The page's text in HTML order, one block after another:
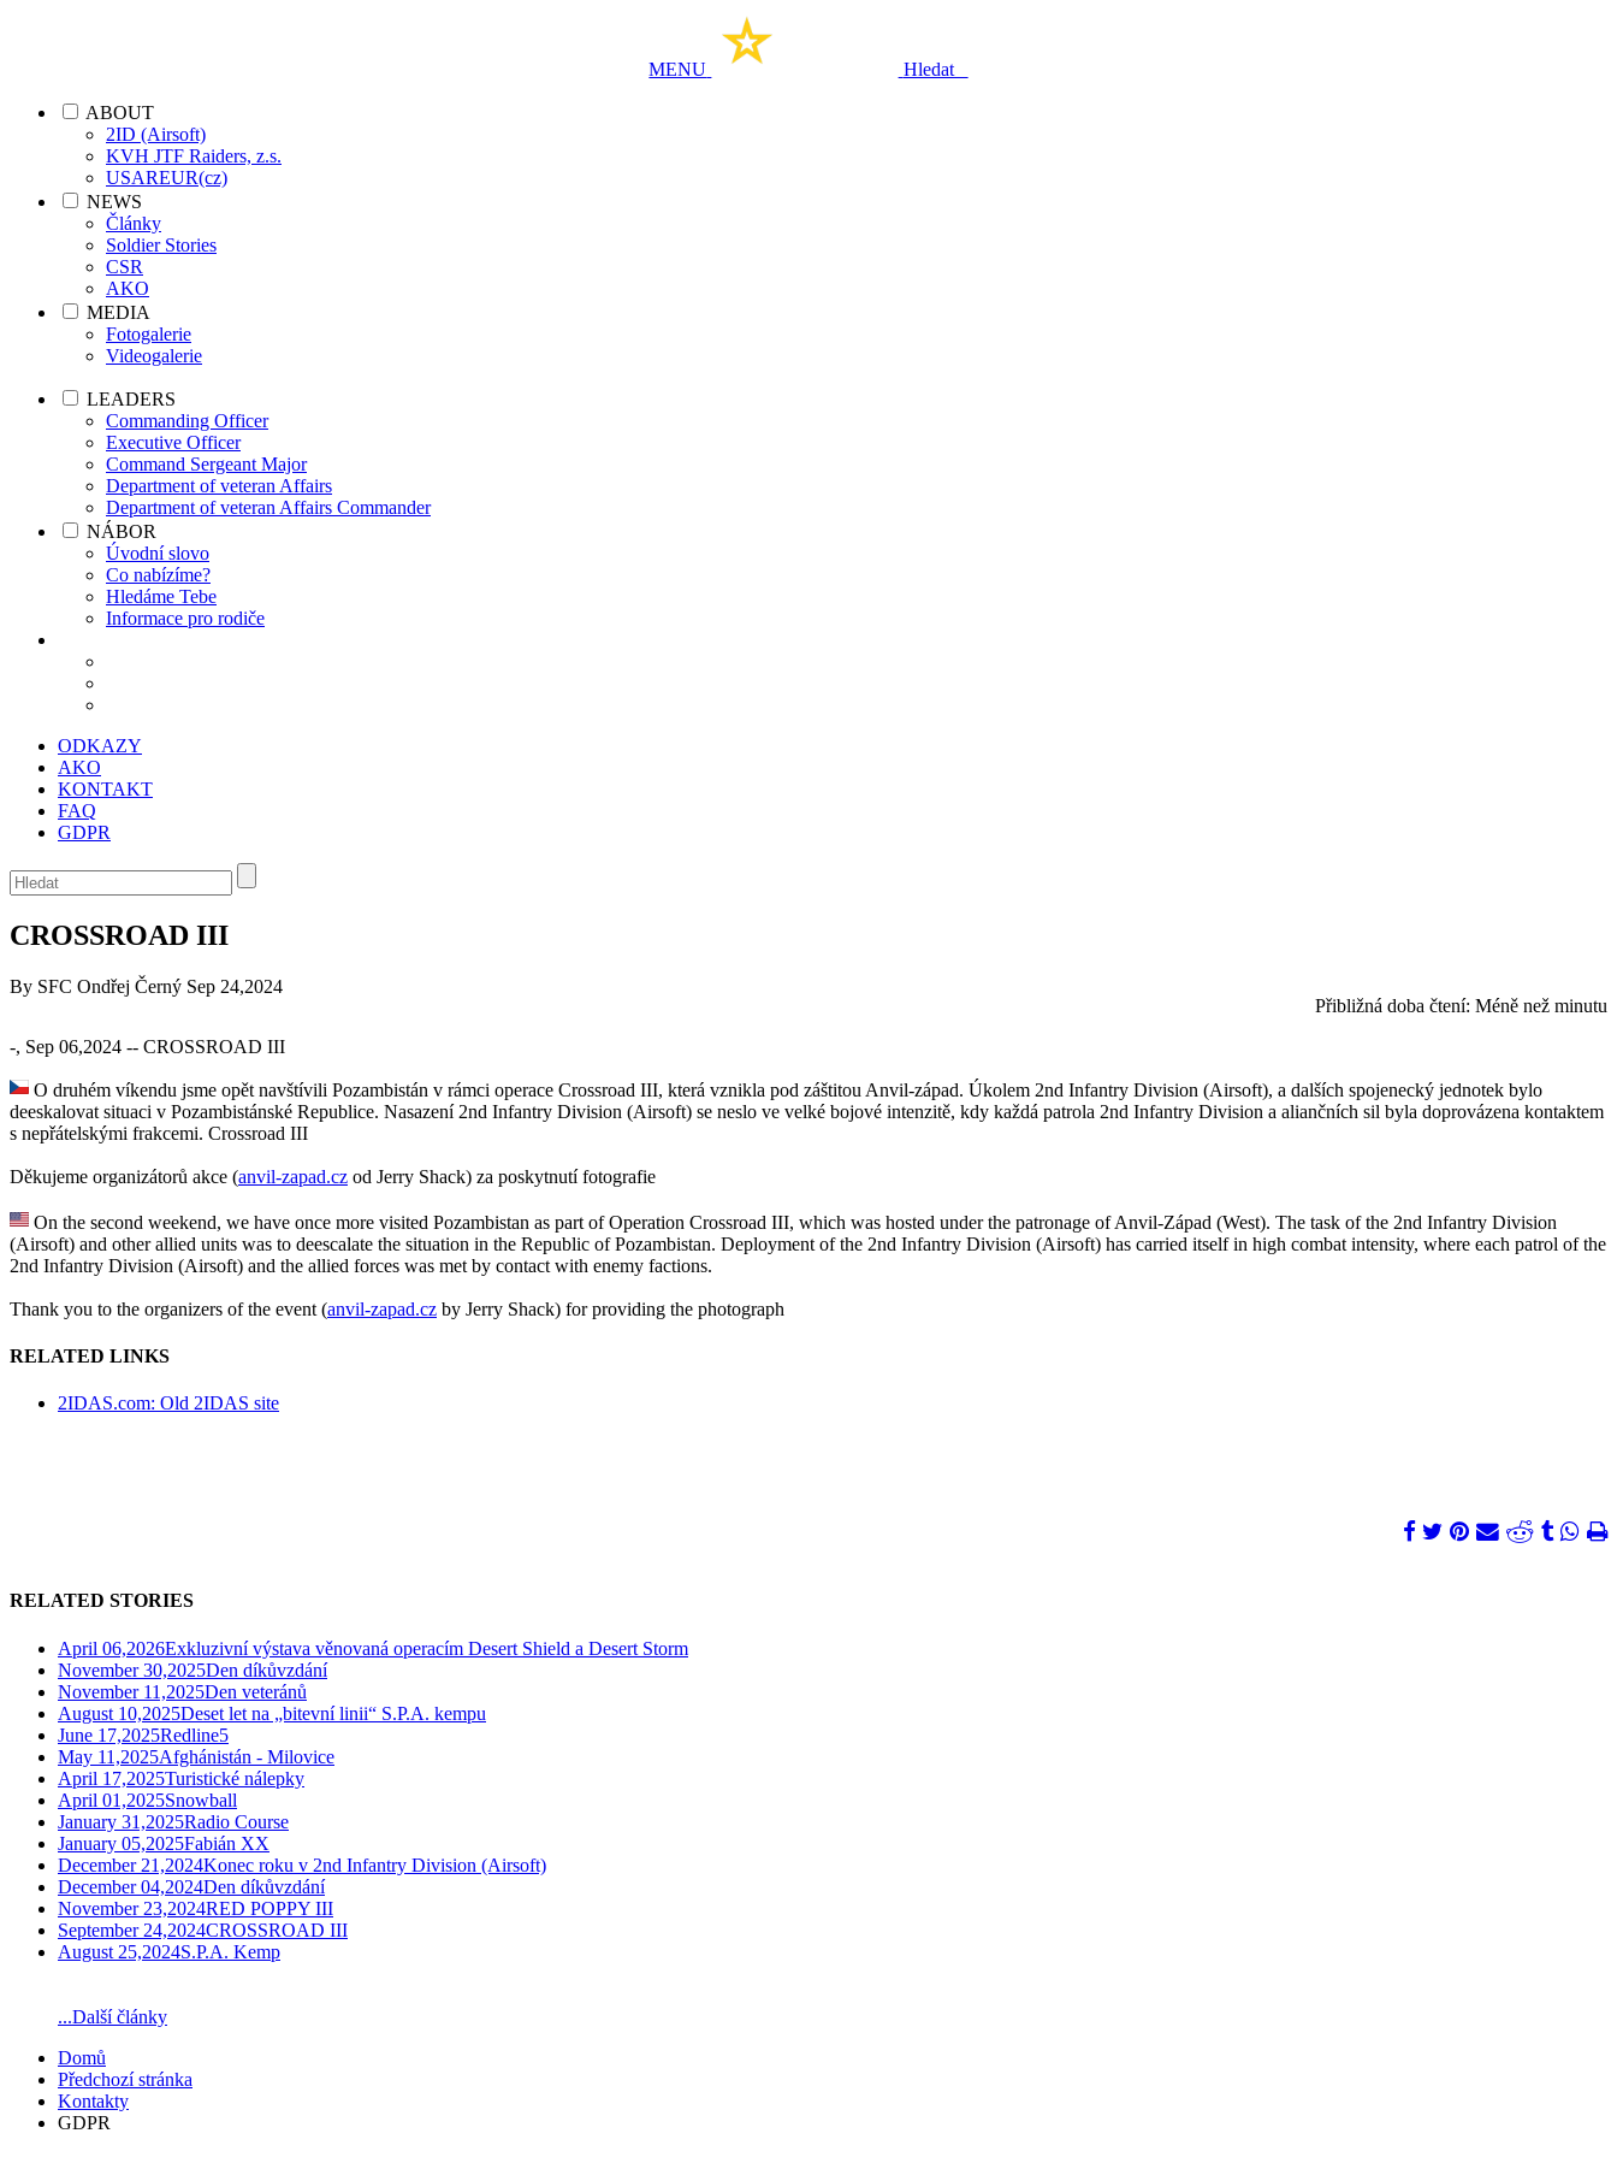
MENU Hledat
ABOUT
2ID (Airsoft)
KVH JTF Raiders, z.s.
USAREUR(cz)
NEWS
Články
Soldier Stories
CSR
AKO
MEDIA
Fotogalerie
Videogalerie
LEADERS
Commanding Officer
Executive Officer
Command Sergeant Major
Department of veteran Affairs
Department of veteran Affairs Commander
NÁBOR
Úvodní slovo
Co nabízíme?
Hledáme Tebe
Informace pro rodiče
ODKAZY
AKO
KONTAKT
FAQ
GDPR
CROSSROAD III
Přibližná doba čtení: Méně než minutu
By SFC Ondřej Černý Sep 24,2024
-, Sep 06,2024 -- CROSSROAD III
O druhém víkendu jsme opět navštívili Pozambistán v rámci operace Crossroad III, která vznikla pod záštitou Anvil-západ. Úkolem 2nd Infantry Division (Airsoft), a dalších spojenecký jednotek bylo
deeskalovat situaci v Pozambistánské Republice. Nasazení 2nd Infantry Division (Airsoft) se neslo ve velké bojové intenzitě, kdy každá patrola 2nd Infantry Division a aliančních sil byla doprovázena kontaktem
s nepřátelskými frakcemi. Crossroad III
Děkujeme organizátorů akce (anvil-zapad.cz od Jerry Shack) za poskytnutí fotografie
On the second weekend, we have once more visited Pozambistan as part of Operation Crossroad III, which was hosted under the patronage of Anvil-Západ (West). The task of the 2nd Infantry Division
(Airsoft) and other allied units was to deescalate the situation in the Republic of Pozambistan. Deployment of the 2nd Infantry Division (Airsoft) has carried itself in high combat intensity, where each patrol of the
2nd Infantry Division (Airsoft) and the allied forces was met by contact with enemy factions.
Thank you to the organizers of the event (anvil-zapad.cz by Jerry Shack) for providing the photograph
RELATED LINKS
2IDAS.com: Old 2IDAS site
RELATED STORIES
April 06,2026Exkluzivní výstava věnovaná operacím Desert Shield a Desert Storm
November 30,2025Den díkůvzdání
November 11,2025Den veteránů
August 10,2025Deset let na „bitevní linii“ S.P.A. kempu
June 17,2025Redline5
May 11,2025Afghánistán - Milovice
April 17,2025Turistické nálepky
April 01,2025Snowball
January 31,2025Radio Course
January 05,2025Fabián XX
December 21,2024Konec roku v 2nd Infantry Division (Airsoft)
December 04,2024Den díkůvzdání
November 23,2024RED POPPY III
September 24,2024CROSSROAD III
August 25,2024S.P.A. Kemp
...Další články
Domů
Předchozí stránka
Kontakty
GDPR